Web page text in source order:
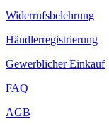
Widerrufsbelehrung
Händlerregistrierung
Gewerblicher Einkauf
FAQ
AGB